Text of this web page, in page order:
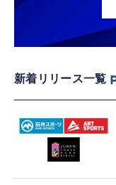
新着リリース一覧